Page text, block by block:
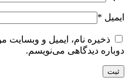
ایمیل *
ذخیره نام، ایمیل و وبسایت
دوباره دیدگاهی می‌نویسم.